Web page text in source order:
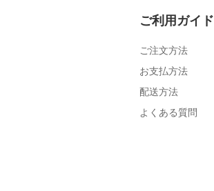
ご利用ガイド
ご注文方法
お支払方法
配送方法
よくある質問